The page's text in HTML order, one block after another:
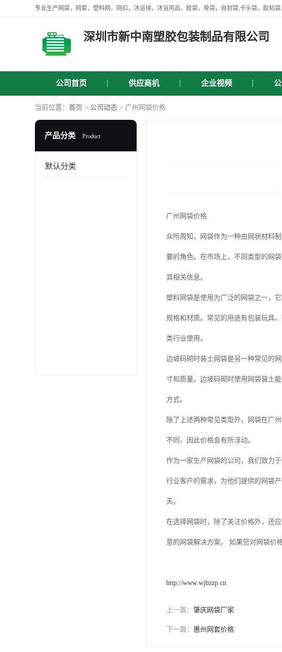
深圳市新中南塑胶包装制品有限公司
公司首页 供应商机 企业视频
当前位置： 首页 > 公司动态 > 广州网袋价格
产品分类 Product
默认分类
广州网袋价格
众所周知，网袋作为一种由网状材料
要的角色。在市场上，不同类型的网
其相关信息。
塑料网袋是使用为广泛的网袋之一，
规格和材质。常见的用途有包装玩具
类行业使用。
边坡码砌时装土网袋是另一种常见的
寸和质量。边坡码砌时使用网袋装土
方式。
除了上述两种常见类型外，网袋在广
不同，因此价格会有所浮动。
作为一家生产网袋的公司，我们致力
行业客户的需求，为他们提供的网袋
天。
在选择网袋时，除了关注价格外，还
意的网袋解决方案。 如果您对网袋价
http://www.wjbzzp.cn
上一篇： 肇庆网袋厂家
下一篇： 惠州网套价格